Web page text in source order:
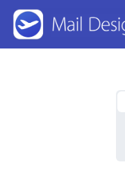
Skip
main